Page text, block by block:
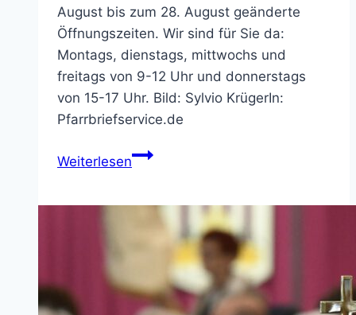
August bis zum 28. August geänderte
Öffnungszeiten. Wir sind für Sie da:
Montags, dienstags, mittwochs und
freitags von 9-12 Uhr und donnerstags
von 15-17 Uhr. Bild: Sylvio KrügerIn:
Pfarrbriefservice.de
WeiterlesenPfarrbüro
geänderte
Öffnungszeiten